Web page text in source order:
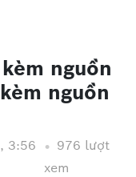
nguồn
nguồn
3:56
976 lượt
xem